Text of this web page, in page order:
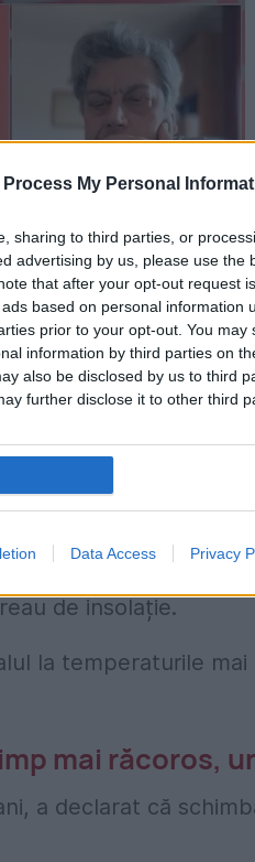
Process My Personal
sharing to third parties, or
advertising by us, please use the
that after your opt-out request
based on personal information
prior to your opt-out. You
information by third parties on
also be disclosed by us to third
further disclose it to other third
Data Access Privacy
călare și arată la
concurând în probe
din Japonia, care
de insolație.
la temperaturile mai
mai răcoros,
a declarat că